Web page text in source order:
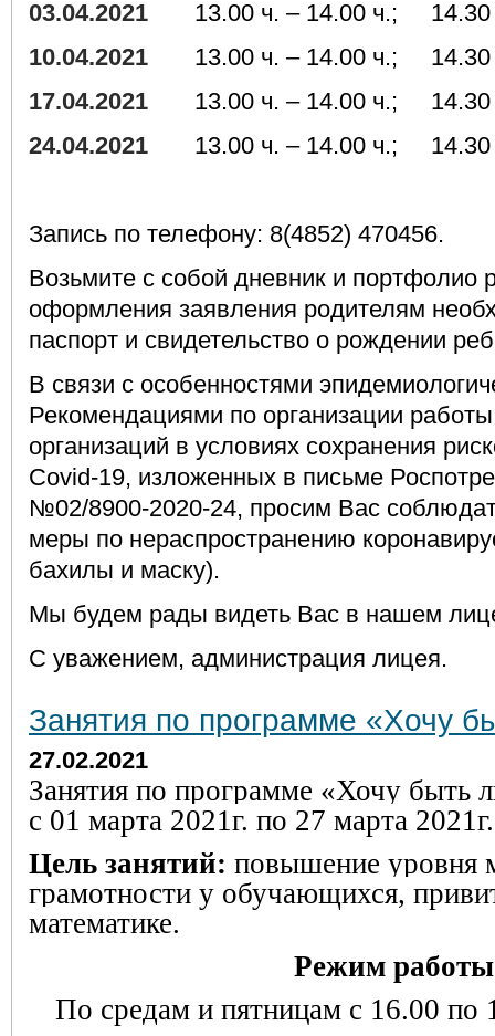
03.04.2021 13.00 ч. – 14.00 ч.; 14.30
10.04.2021 13.00 ч. – 14.00 ч.; 14.30
17.04.2021
13.00 ч. – 14.00 ч.; 14.30
24.04.2021 13.00 ч. – 14.00 ч.; 14.30
Запись по телефону: 8(4852) 470456.
Возьмите с собой дневник и портфолио
оформления заявления родителям
паспорт и свидетельство о рождении
В связи с особенностями
Рекомендациями по организации
организаций в условиях сохранения
Covid-19, изложенных в письме
№02/8900-2020-24, просим Вас
меры по нераспространению
бахилы и маску).
Мы будем рады видеть Вас в нашем
С уважением, администрация лицея.
Занятия по программе «Хочу
27.02.2021
Занятия по программе «Хочу быть
с 01 марта 2021г. по 27 марта 2021г.
Цель занятий: повышение уровня
грамотности у обучающихся,
математике.
Режим работы
По средам и пятницам с 16.00 по